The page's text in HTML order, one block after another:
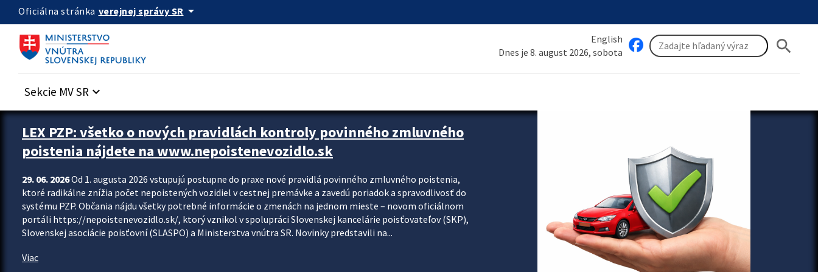
Preskocit na hlavný obsah
Oficiálna stránka verejnej správy SR arrow_drop_down
English
Dnes je 8. august 2026, sobota
search
Sekcie MV SR keyboard_arrow_down
Zastavit automatický posun upútavok
LEX PZP: všetko o nových pravidlách kontroly povinného zmluvného
poistenia nájdete na www.nepoistenevozidlo.sk
29. 06. 2026Od 1. augusta 2026 vstupujú postupne do praxe nové pravidlá povinného zmluvného poistenia,
ktoré radikálne znížia počet nepoistených vozidiel v cestnej premávke a zavedú poriadok a spravodlivosť do
systému PZP. Občania nájdu všetky potrebné informácie o zmenách na jednom mieste – novom oficiálnom
portáli https://nepoistenevozidlo.sk/, ktorý vznikol v spolupráci Slovenskej kancelárie poisťovateľov (SKP),
Slovenskej asociácie poisťovní (SLASPO) a Ministerstva vnútra SR. Novinky predstavili na...
Viac